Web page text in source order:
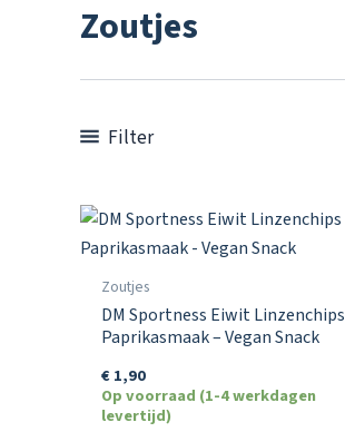
Zoutjes
Filter
Zoutjes
DM Sportness Eiwit Linzenchips
Paprikasmaak – Vegan Snack
€1,90
Op voorraad (1-4 werkdagen
levertijd)